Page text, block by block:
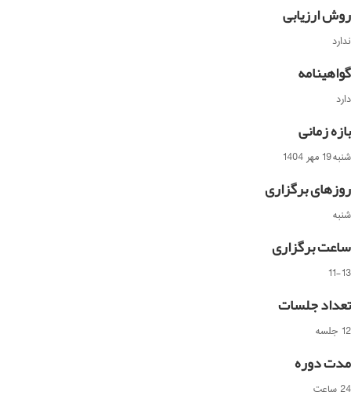
روش ارزیابی
ندارد
گواهینامه
دارد
بازه زمانی
شنبه 19 مهر 1404
روزهای برگزاری
شنبه
ساعت برگزاری
11-13
تعداد جلسات
12 جلسه
مدت دوره
24 ساعت